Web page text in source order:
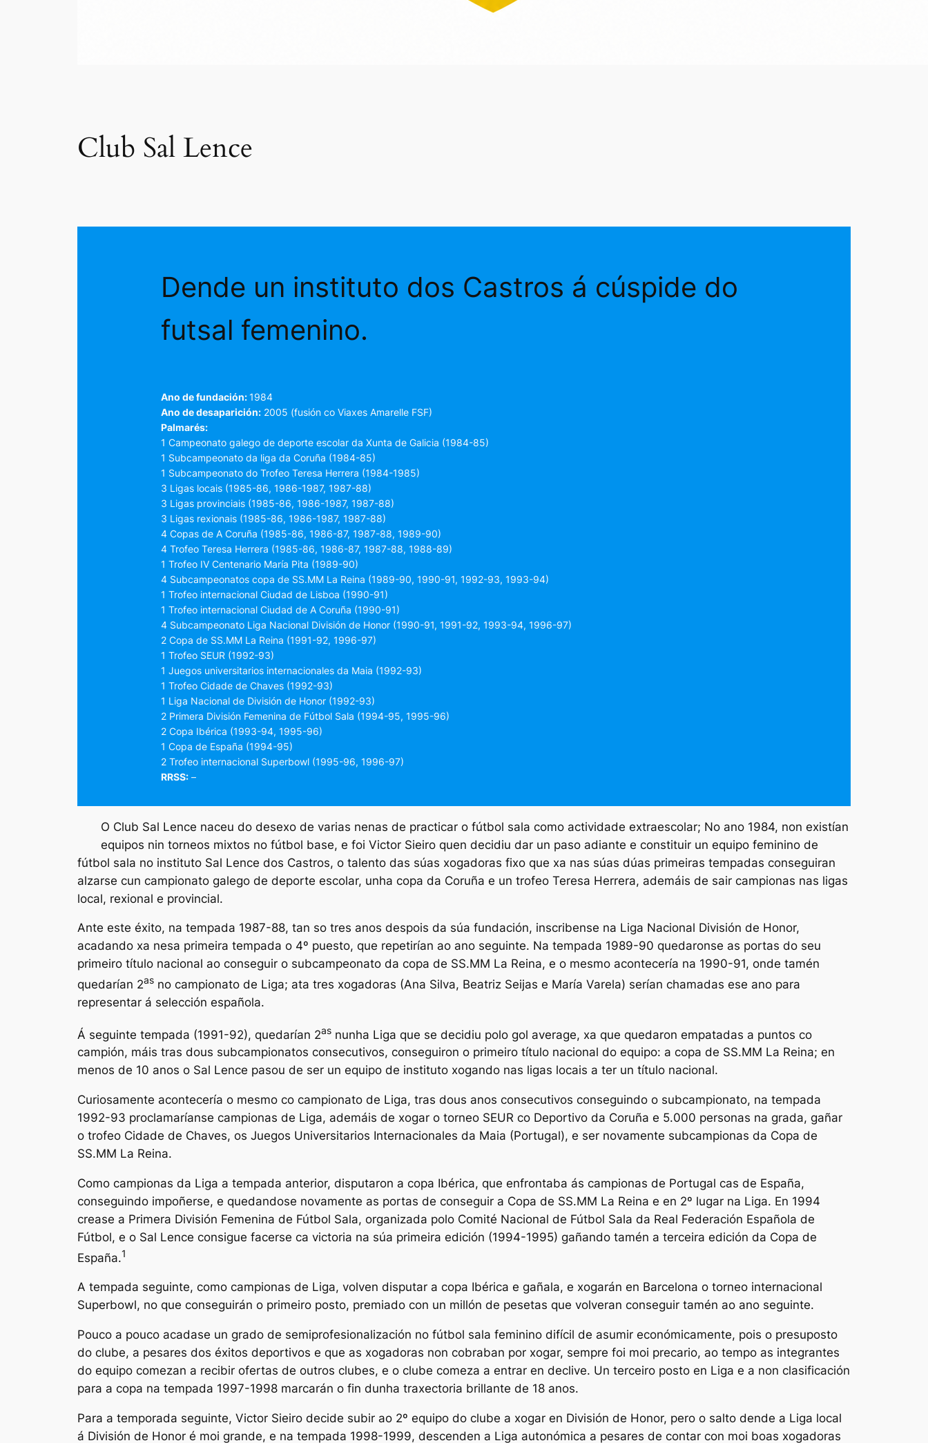
Club Sal Lence
Dende un instituto dos Castros á cúspide do
futsal femenino.
Ano de fundación:1984
Ano de desaparición:2005 (fusión co Viaxes Amarelle FSF)
Palmarés:
1 Campeonato galego de deporte escolar da Xunta de Galicia (1984-85)
1 Subcampeonato da liga da Coruña (1984-85)
1 Subcampeonato do Trofeo Teresa Herrera (1984-1985)
3 Ligas locais (1985-86, 1986-1987, 1987-88)
3 Ligas provinciais (1985-86, 1986-1987, 1987-88)
3 Ligas rexionais (1985-86, 1986-1987, 1987-88)
4 Copas de A Coruña (1985-86, 1986-87, 1987-88, 1989-90)
4 Trofeo Teresa Herrera (1985-86, 1986-87, 1987-88, 1988-89)
1 Trofeo IV Centenario María Pita (1989-90)
4 Subcampeonatos copa de SS.MM La Reina (1989-90, 1990-91, 1992-93, 1993-94)
1 Trofeo internacional Ciudad de Lisboa (1990-91)
1 Trofeo internacional Ciudad de A Coruña (1990-91)
4 Subcampeonato Liga Nacional División de Honor (1990-91, 1991-92, 1993-94, 1996-97)
2 Copa de SS.MM La Reina (1991-92, 1996-97)
1 Trofeo SEUR (1992-93)
1 Juegos universitarios internacionales da Maia (1992-93)
1 Trofeo Cidade de Chaves (1992-93)
1 Liga Nacional de División de Honor (1992-93)
2 Primera División Femenina de Fútbol Sala (1994-95, 1995-96)
2 Copa Ibérica (1993-94, 1995-96)
1 Copa de España (1994-95)
2 Trofeo internacional Superbowl (1995-96, 1996-97)
RRSS:–
O Club Sal Lence naceu do desexo de varias nenas de practicar o fútbol sala como actividade extraescolar; No ano 1984, non existían
equipos nin torneos mixtos no fútbol base, e foi Victor Sieiro quen decidiu dar un paso adiante e constituir un equipo feminino de
fútbol sala no instituto Sal Lence dos Castros, o talento das súas xogadoras fixo que xa nas súas dúas primeiras tempadas conseguiran
alzarse cun campionato galego de deporte escolar, unha copa da Coruña e un trofeo Teresa Herrera, ademáis de sair campionas nas ligas
local, rexional e provincial.
Ante este éxito, na tempada 1987-88, tan so tres anos despois da súa fundación, inscribense na Liga Nacional División de Honor,
acadando xa nesa primeira tempada o 4º puesto, que repetirían ao ano seguinte. Na tempada 1989-90 quedaronse as portas do seu
primeiro título nacional ao conseguir o subcampeonato da copa de SS.MM La Reina, e o mesmo acontecería na 1990-91, onde tamén
quedarían 2as no campionato de Liga; ata tres xogadoras (Ana Silva, Beatriz Seijas e María Varela) serían chamadas ese ano para
representar á selección española.
Á seguinte tempada (1991-92), quedarían 2as nunha Liga que se decidiu polo gol average, xa que quedaron empatadas a puntos co
campión, máis tras dous subcampionatos consecutivos, conseguiron o primeiro título nacional do equipo: a copa de SS.MM La Reina; en
menos de 10 anos o Sal Lence pasou de ser un equipo de instituto xogando nas ligas locais a ter un título nacional.
Curiosamente acontecería o mesmo co campionato de Liga, tras dous anos consecutivos conseguindo o subcampionato, na tempada
1992-93 proclamaríanse campionas de Liga, ademáis de xogar o torneo SEUR co Deportivo da Coruña e 5.000 personas na grada, gañar
o trofeo Cidade de Chaves, os Juegos Universitarios Internacionales da Maia (Portugal), e ser novamente subcampionas da Copa de
SS.MM La Reina.
Como campionas da Liga a tempada anterior, disputaron a copa Ibérica, que enfrontaba ás campionas de Portugal cas de España,
conseguindo impoñerse, e quedandose novamente as portas de conseguir a Copa de SS.MM La Reina e en 2º lugar na Liga. En 1994
crease a Primera División Femenina de Fútbol Sala, organizada polo Comité Nacional de Fútbol Sala da Real Federación Española de
Fútbol, e o Sal Lence consigue facerse ca victoria na súa primeira edición (1994-1995) gañando tamén a terceira edición da Copa de
España.1
A tempada seguinte, como campionas de Liga, volven disputar a copa Ibérica e gañala, e xogarán en Barcelona o torneo internacional
Superbowl, no que conseguirán o primeiro posto, premiado con un millón de pesetas que volveran conseguir tamén ao ano seguinte.
Pouco a pouco acadase un grado de semiprofesionalización no fútbol sala feminino difícil de asumir económicamente, pois o presuposto
do clube, a pesares dos éxitos deportivos e que as xogadoras non cobraban por xogar, sempre foi moi precario, ao tempo as integrantes
do equipo comezan a recibir ofertas de outros clubes, e o clube comeza a entrar en declive. Un terceiro posto en Liga e a non clasificación
para a copa na tempada 1997-1998 marcarán o fin dunha traxectoria brillante de 18 anos.
Para a temporada seguinte, Victor Sieiro decide subir ao 2º equipo do clube a xogar en División de Honor, pero o salto dende a Liga local
á División de Honor é moi grande, e na tempada 1998-1999, descenden a Liga autonómica a pesares de contar con moi boas xogadoras